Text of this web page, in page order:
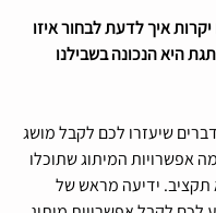
יקרות איך לדעת לבחור איזו
היא הנכונה בשבילנו
שיעזרו לכם לקבל מושג
אפשרויות המיתוג שתוכלו
תקציב. ידיעה מראש של